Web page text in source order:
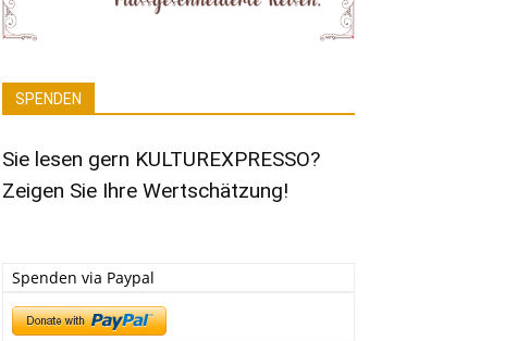
SPENDEN
Sie lesen gern KULTUREXPRESSO?
Zeigen Sie Ihre Wertschätzung!
Spenden via Paypal